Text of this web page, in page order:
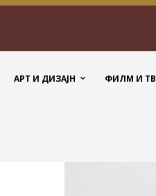
АРТ И ДИЗАЈН ФИЛМ И ТВ